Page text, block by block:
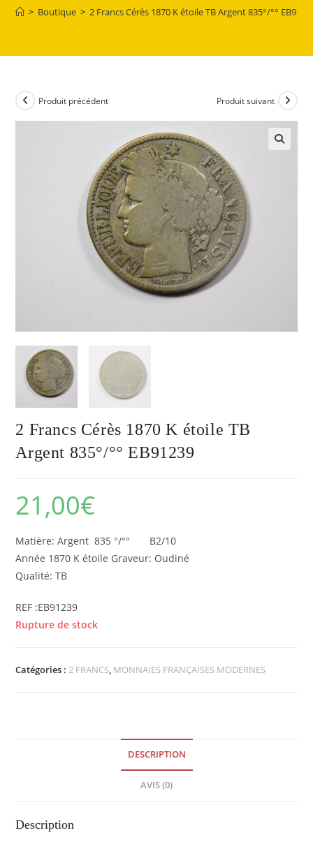
> Boutique > 2 Francs Cérès 1870 K étoile TB Argent 835°/°°
Produit précédent Produit suivant
2 Francs Cérès 1870 K étoile TB
Argent 835°/°° EB91239
21,00€
Matière: Argent 835 °/°° B2/10
Année 1870 K étoile Graveur: Oudiné
Qualité: TB
REF :EB91239
Rupture de stock
Catégories :2 FRANCS, MONNAIES FRANÇAISES MODERNES
DESCRIPTION
AVIS (0)
Description